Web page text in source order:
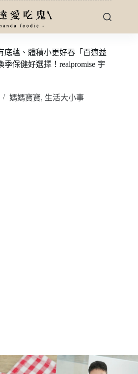
底蘊、體積小更好吞「百適益
保健好選擇！realpromise 宇
媽媽寶寶, 生活大小事